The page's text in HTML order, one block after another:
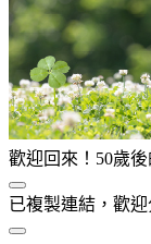
歡迎回來！50歲
已複製連結，歡迎